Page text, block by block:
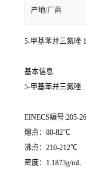
产地/厂商
5-甲基苯并三氮唑
基本信息
5-甲基苯并三氮唑
EINECS编号:205-
熔点：80-82℃
沸点：210-212℃
密度：1.1873g/mL